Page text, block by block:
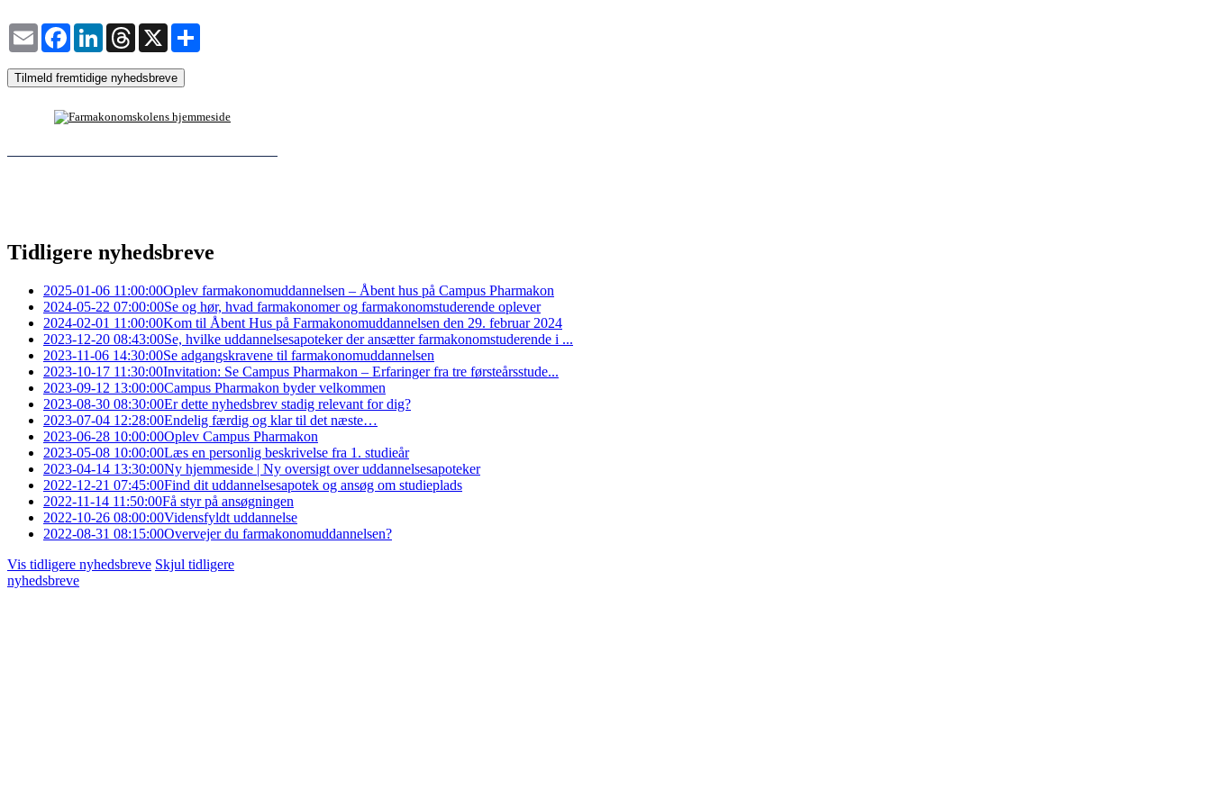
Email FacebookLinkedInThreadsX
Tilmeld fremtidige nyhedsbreve
Tidligere nyhedsbreve
2025-01-06 11:00:00Oplev farmakonomuddannelsen – Åbent hus på Campus Pharmakon
2024-05-22 07:00:00Se og hør, hvad farmakonomer og farmakonomstuderende oplever
2024-02-01 11:00:00Kom til Åbent Hus på Farmakonomuddannelsen den 29. februar 2024
2023-12-20 08:43:00Se, hvilke uddannelsesapoteker der ansætter farmakonomstuderende i ...
2023-11-06 14:30:00Se adgangskravene til farmakonomuddannelsen
2023-10-17 11:30:00Invitation: Se Campus Pharmakon – Erfaringer fra tre førsteårsstude...
2023-09-12 13:00:00Campus Pharmakon byder velkommen
2023-08-30 08:30:00Er dette nyhedsbrev stadig relevant for dig?
2023-07-04 12:28:00Endelig færdig og klar til det næste…
2023-06-28 10:00:00Oplev Campus Pharmakon
2023-05-08 10:00:00Læs en personlig beskrivelse fra 1. studieår
2023-04-14 13:30:00Ny hjemmeside | Ny oversigt over uddannelsesapoteker
2022-12-21 07:45:00Find dit uddannelsesapotek og ansøg om studieplads
2022-11-14 11:50:00Få styr på ansøgningen
2022-10-26 08:00:00Vidensfyldt uddannelse
2022-08-31 08:15:00Overvejer du farmakonomuddannelsen?
Vis tidligere nyhedsbreve Skjul tidligere
nyhedsbreve